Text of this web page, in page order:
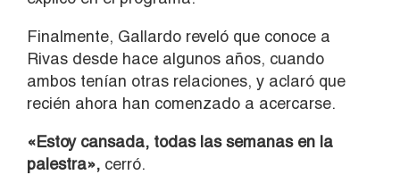
Finalmente, Gallardo reveló que conoce a
Rivas desde hace algunos años, cuando
ambos tenían otras relaciones, y aclaró que
recién ahora han comenzado a acercarse.
«Estoy cansada, todas las semanas en la
palestra», cerró.